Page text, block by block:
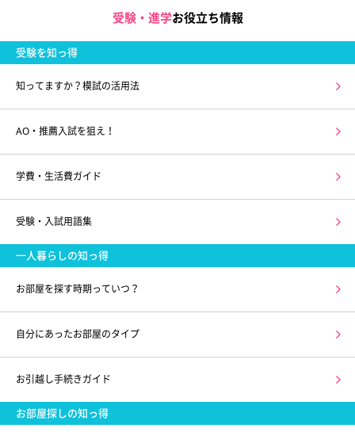
受験・進学お役立ち情報
受験を知っ得
知ってますか？模試の活用法
AO・推薦入試を狙え！
学費・生活費ガイド
受験・入試用語集
一人暮らしの知っ得
お部屋を探す時期っていつ？
自分にあったお部屋のタイプ
お引越し手続きガイド
お部屋探しの知っ得